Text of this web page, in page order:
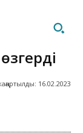
16.02.2023